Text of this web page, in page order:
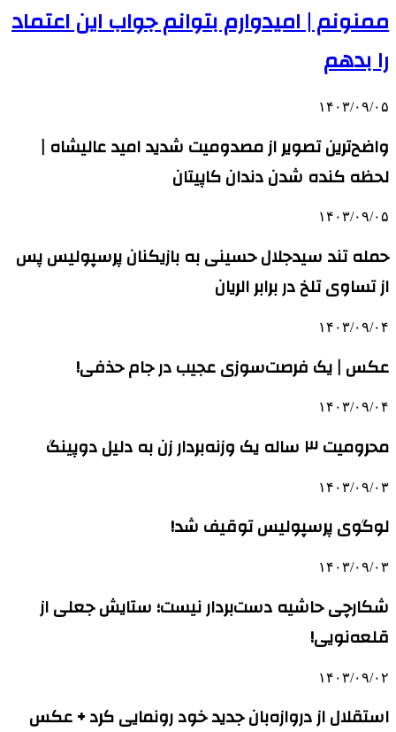
ممنونم | امیدوارم بتوانم جواب این اعتماد
را بدهم
۱۴۰۳/۰۹/۰۵
واضح‌ترین تصویر از مصدومیت شدید امید عالیشاه |
لحظه کنده شدن دندان کاپیتان
۱۴۰۳/۰۹/۰۵
حمله تند سیدجلال حسینی به بازیکنان پرسپولیس پس
از تساوی تلخ در برابر الریان
۱۴۰۳/۰۹/۰۴
عکس | یک فرصت‌سوزی عجیب‌ در جام حذفی!
۱۴۰۳/۰۹/۰۴
محرومیت ۳ ساله یک وزنه‌بردار زن به دلیل دوپینگ
۱۴۰۳/۰۹/۰۳
لوگوی پرسپولیس توقیف شد!
۱۴۰۳/۰۹/۰۳
شکارچی حاشیه دست‌بردار نیست؛ ستایش جعلی از
قلعه‌نویی!
۱۴۰۳/۰۹/۰۲
استقلال از دروازه‌بان جدید خود رونمایی کرد + عکس